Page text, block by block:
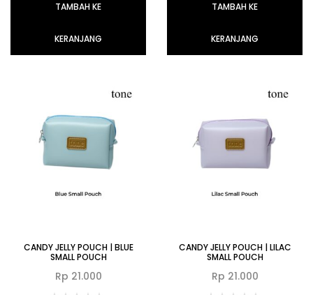
TAMBAH KE
KERANJANG
TAMBAH KE
KERANJANG
CANDY JELLY POUCH | BLUE
SMALL POUCH
Rp 21.000
CANDY JELLY POUCH | LILAC
SMALL POUCH
Rp 21.000